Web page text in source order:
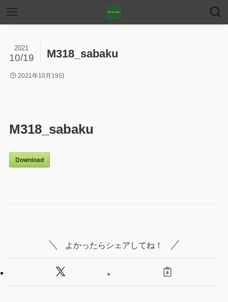
M318_sabaku
2021
10/19
2021年10月19日
M318_sabaku
Download
よかったらシェアしてね！